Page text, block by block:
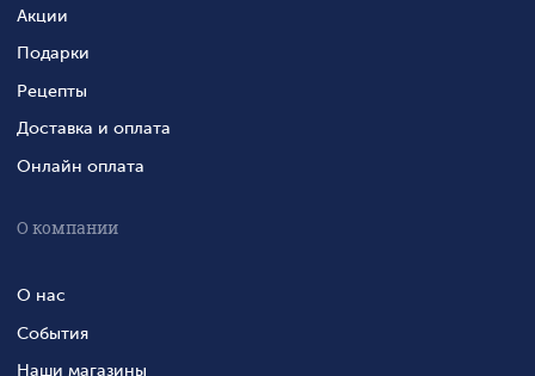
Акции
Подарки
Рецепты
Доставка и оплата
Онлайн оплата
О компании
О нас
События
Наши магазины